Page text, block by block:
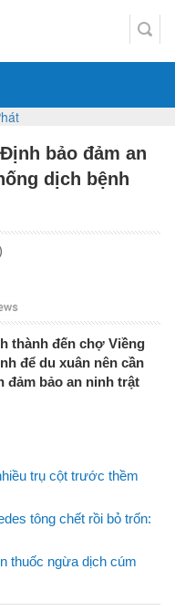
bảo đảm an
dịch bệnh
thành đến chợ Viềng
để du xuân nên cần
đảm bảo an ninh trật
trụ cột trước thềm
tông chết rồi bỏ trốn:
thuốc ngừa dịch cúm